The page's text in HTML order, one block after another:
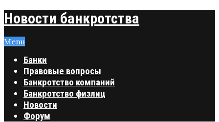
Новости банкротства
Menu
Банки
Правовые вопросы
Банкротство компаний
Банкротство физлиц
Новости
Форум